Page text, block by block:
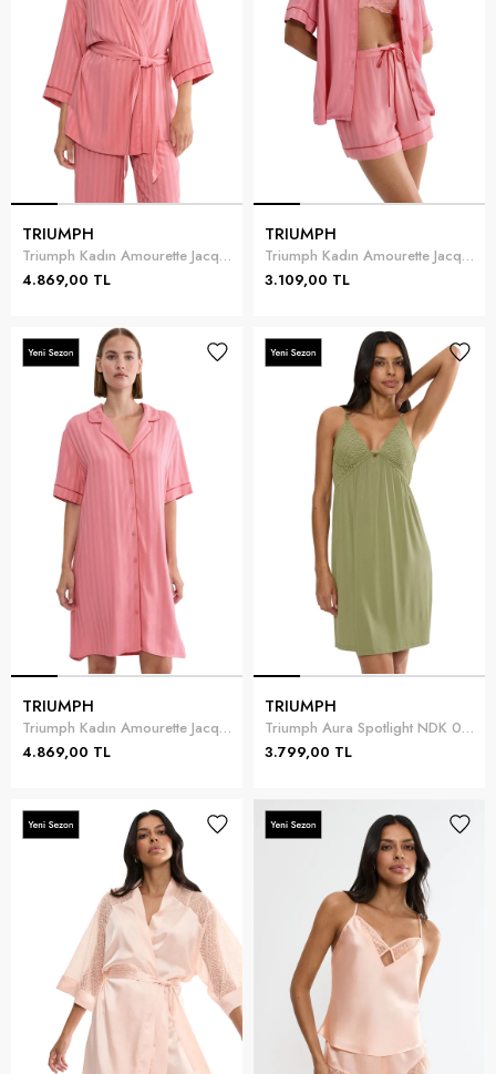
TRIUMPH
Triumph Kadın Amourette Jacquard Robe Top Sabahlık
4.869,00 TL
TRIUMPH
Triumph Kadın Amourette Jacquard Boyfriend Short Şort
3.109,00 TL
TRIUMPH
Triumph Kadın Amourette Jacquard NDW SSL Gecelik
4.869,00 TL
TRIUMPH
Triumph Aura Spotlight NDK 04 X Kadın Gecelik
3.799,00 TL